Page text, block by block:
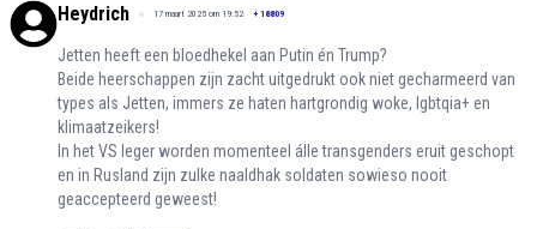
Heydrich 17 maart 2025 om 19:52 + 18809
Jetten heeft een bloedhekel aan Putin én Trump?
Beide heerschappen zijn zacht uitgedrukt ook niet gecharmeerd van
types als Jetten, immers ze haten hartgrondig woke, lgbtqia+ en
klimaatzeikers!
In het VS leger worden momenteel álle transgenders eruit geschopt
en in Rusland zijn zulke naaldhak soldaten sowieso nooit
geaccepteerd geweest!